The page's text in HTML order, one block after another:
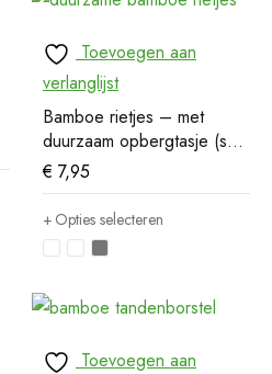
Toevoegen aan
verlanglijst
Bamboe rietjes – met
duurzaam opbergtasje (set
van 6)
€ 7,95
Opties selecteren
Toevoegen aan